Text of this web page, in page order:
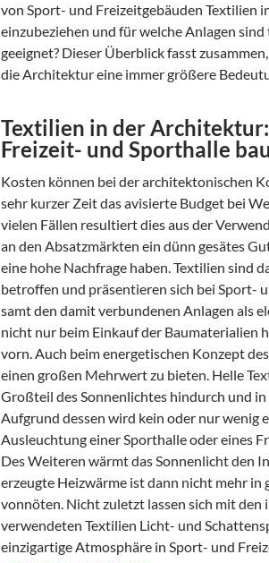
von Sport- und Freizeitgebäuden Textilien
einzubeziehen und für welche Anlagen
geeignet? Dieser Überblick fasst
die Architektur eine immer größere
Textilien in der
Freizeit- und Sporthalle
Kosten können bei der architektonischen
sehr kurzer Zeit das avisierte Budget bei
vielen Fällen resultiert dies aus der
an den Absatzmärkten ein dünn gesätes
eine hohe Nachfrage haben. Textilien sind
betroffen und präsentieren sich bei Sport-
samt den damit verbundenen Anlagen als
nicht nur beim Einkauf der Baumaterialien
vorn. Auch beim energetischen Konzept
einen großen Mehrwert zu bieten. Helle
Großteil des Sonnenlichtes hindurch und
Aufgrund dessen wird kein oder nur wenig
Ausleuchtung einer Sporthalle oder eines
Des Weiteren wärmt das Sonnenlicht den
erzeugte Heizwärme ist dann nicht mehr in
vonnöten. Nicht zuletzt lassen sich mit
verwendeten Textilien Licht- und
einzigartige Atmosphäre in Sport- und